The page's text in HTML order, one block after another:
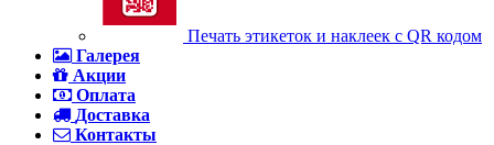
Печать этикеток и наклеек с QR кодом
Галерея
Акции
Оплата
Доставка
Контакты